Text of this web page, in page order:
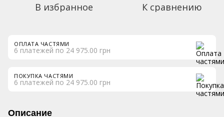
В избранное К сравнению
ОПЛАТА ЧАСТЯМИ
6 платежей по 24 975.00 грн
ПОКУПКА ЧАСТЯМИ
6 платежей по 24 975.00 грн
Описание